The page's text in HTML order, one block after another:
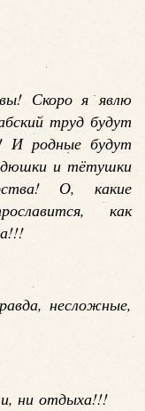
Скоро я явлю
труд будут
И родные будут
и тётушки
О, какие
как
несложные,
ни отдыха!!!